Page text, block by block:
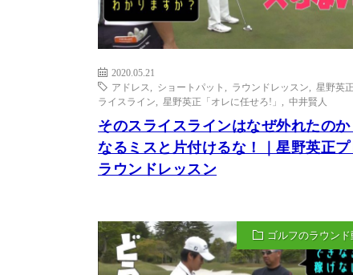
2020.05.21
アドレス
ショートパット ラウンドレッスン 星野英正
ライスライン
星野英正「オレに任せろ!」 中井賢人
そのスライスラインはなぜ外れたのか
なるミスと片付けるな！｜星野英正プ
ラウンドレッスン
ゴルフのラウンド